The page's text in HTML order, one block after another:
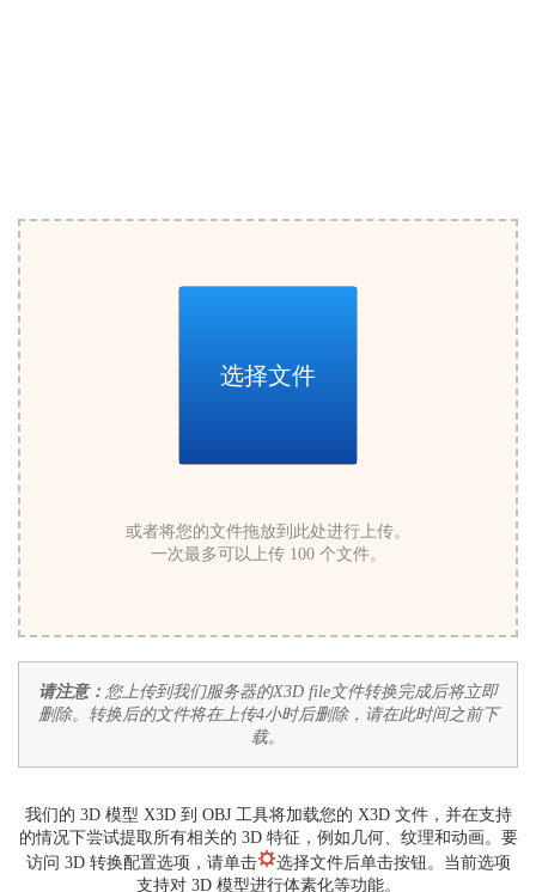
选择文件
或者将您的文件拖放到此处进行上传。
一次最多可以上传 100 个文件。
请注意： 您上传到我们服务器的X3D file文件转换完成后将立即
删除。转换后的文件将在上传4小时后删除，请在此时间之前下
载。
我们的 3D 模型 X3D 到 OBJ 工具将加载您的 X3D 文件，并在支持
的情况下尝试提取所有相关的 3D 特征，例如几何、纹理和动画。要
访问 3D 转换配置选项，请单击
选择文件后单击按钮。当前选项
支持对 3D 模型进行体素化等功能。